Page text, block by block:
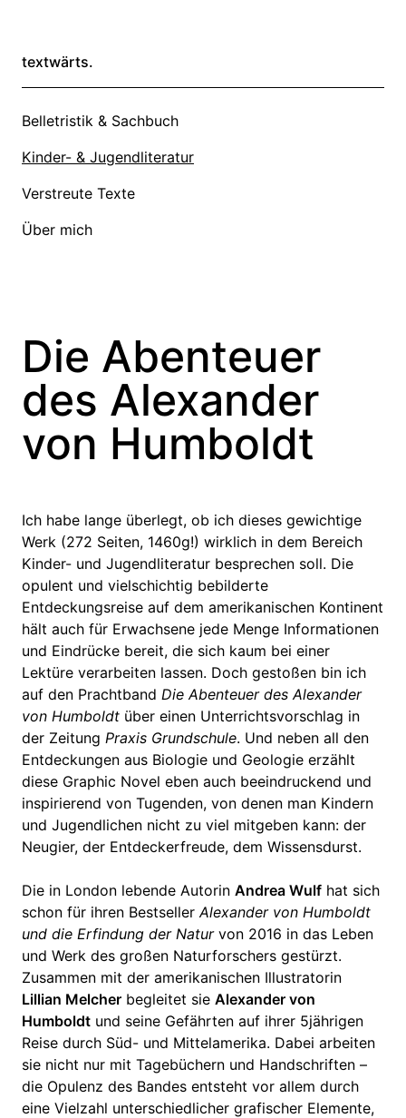
textwärts.
Belletristik & Sachbuch
Kinder- & Jugendliteratur
Verstreute Texte
Über mich
Die Abenteuer
des Alexander
von Humboldt
Ich habe lange überlegt, ob ich dieses gewichtige
Werk (272 Seiten, 1460g!) wirklich in dem Bereich
Kinder- und Jugendliteratur besprechen soll. Die
opulent und vielschichtig bebilderte
Entdeckungsreise auf dem amerikanischen Kontinent
hält auch für Erwachsene jede Menge Informationen
und Eindrücke bereit, die sich kaum bei einer
Lektüre verarbeiten lassen. Doch gestoßen bin ich
auf den Prachtband Die Abenteuer des Alexander
von Humboldt über einen Unterrichtsvorschlag in
der Zeitung Praxis Grundschule. Und neben all den
Entdeckungen aus Biologie und Geologie erzählt
diese Graphic Novel eben auch beeindruckend und
inspirierend von Tugenden, von denen man Kindern
und Jugendlichen nicht zu viel mitgeben kann: der
Neugier, der Entdeckerfreude, dem Wissensdurst.
Die in London lebende Autorin Andrea Wulf hat sich
schon für ihren BestsellerAlexander von Humboldt
und die Erfindung der Naturvon 2016 in das Leben
und Werk des großen Naturforschers gestürzt.
Zusammen mit der amerikanischen Illustratorin
Lillian Melcher begleitet sie Alexander von
Humboldt und seine Gefährten auf ihrer 5jährigen
Reise durch Süd- und Mittelamerika. Dabei arbeiten
sie nicht nur mit Tagebüchern und Handschriften –
die Opulenz des Bandes entsteht vor allem durch
eine Vielzahl unterschiedlicher grafischer Elemente,